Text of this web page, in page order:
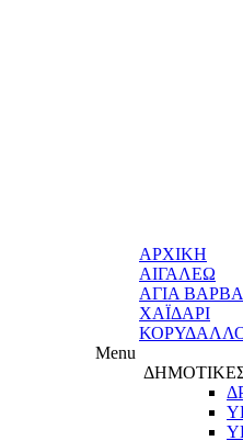
ΑΡΧΙΚΗ
ΑΙΓΑΛΕΩ
ΑΓΙΑ
ΧΑΪΔΑΡΙ
Menu